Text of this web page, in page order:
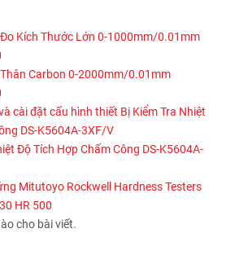
Kích Thước Lớn 0-1000mm/0.01mm
Carbon 0-2000mm/0.01mm
cài đặt cấu hình thiết Bị Kiểm Tra Nhiệt
DS-K5604A-3XF/V
Độ Tích Hợp Chấm Công DS-K5604A-
Mitutoyo Rockwell Hardness Testers
HR 500
cho bài viết.